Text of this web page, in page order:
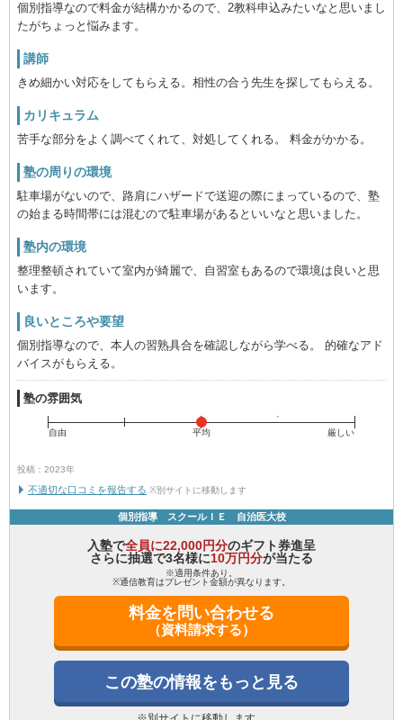
個別指導なので料金が結構かかるので、2教科申込みたいなと思いまし
たがちょっと悩みます。
講師
きめ細かい対応をしてもらえる。相性の合う先生を探してもらえる。
カリキュラム
苦手な部分をよく調べてくれて、対処してくれる。 料金がかかる。
塾の周りの環境
駐車場がないので、路肩にハザードで送迎の際にまっているので、塾
の始まる時間帯には混むので駐車場があるといいなと思いました。
塾内の環境
整理整頓されていて室内が綺麗で、自習室もあるので環境は良いと思
います。
良いところや要望
個別指導なので、本人の習熟具合を確認しながら学べる。 的確なアド
バイスがもらえる。
塾の雰囲気
自由 平均 厳しい
投稿：2023年
不適切な口コミを報告する ※別サイトに移動します
個別指導 スクールＩＥ 自治医大校
入塾で全員に22,000円分のギフト券進呈
さらに抽選で3名様に10万円分が当たる
※適用条件あり。
※通信教育はプレゼント金額が異なります。
料金を問い合わせる
（資料請求する）
この塾の情報をもっと見る